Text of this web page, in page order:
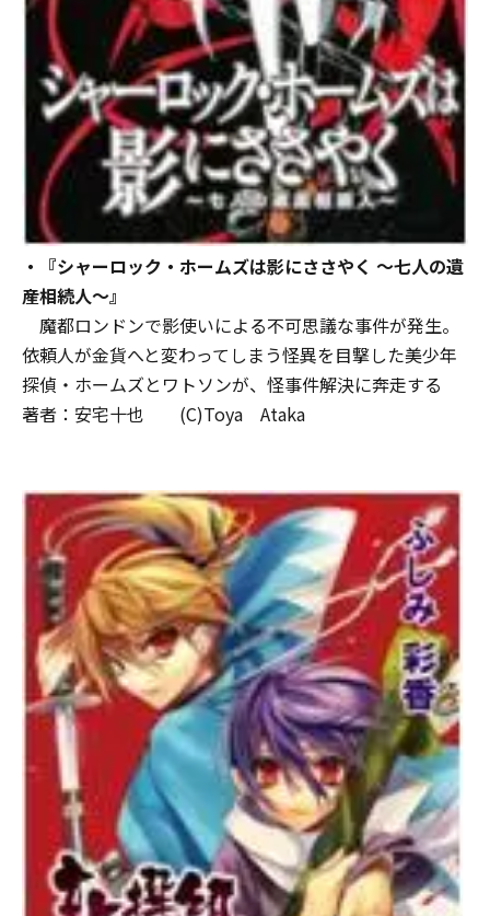
・『シャーロック・ホームズは影にささやく ～七人の遺
産相続人～』
魔都ロンドンで影使いによる不可思議な事件が発生。
依頼人が金貨へと変わってしまう怪異を目撃した美少年
探偵・ホームズとワトソンが、怪事件解決に奔走する
著者：安宅十也 (C)Toya Ataka